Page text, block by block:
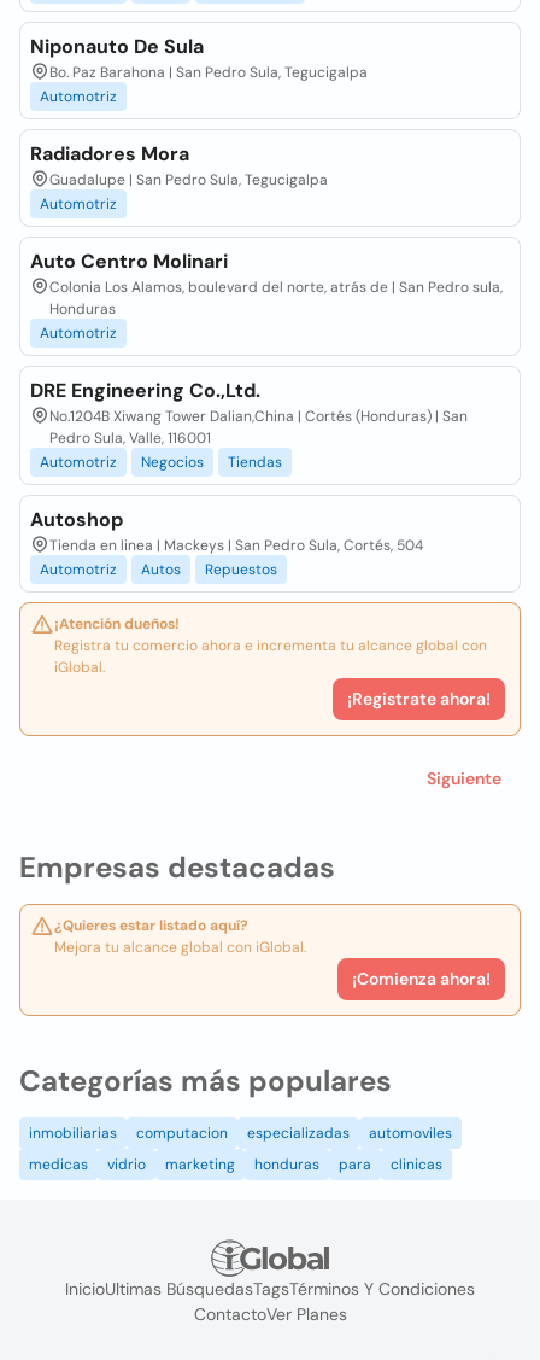
Empresas destacadas
¿Quieres estar listado aquí?
Mejora tu alcance global con iGlobal.
¡Comienza ahora!
Niponauto De Sula
Bo. Paz Barahona | San Pedro Sula, Tegucigalpa
Automotriz
Radiadores Mora
Guadalupe | San Pedro Sula, Tegucigalpa
Automotriz
Auto Centro Molinari
Colonia Los Alamos, boulevard del norte, atrás de | San Pedro sula,
Honduras
Automotriz
DRE Engineering Co.,Ltd.
No.1204B Xiwang Tower Dalian,China | Cortés (Honduras) | San
Pedro Sula, Valle, 116001
Automotriz
Negocios Tiendas
Autoshop
Tienda en linea | Mackeys | San Pedro Sula, Cortés, 504
Automotriz
Autos Repuestos
¡Atención dueños!
Registra tu comercio ahora e incrementa tu alcance global con
iGlobal.
¡Registrate ahora!
Siguiente
Categorías más populares
inmobiliarias computacion especializadas
automoviles
medicas
vidrio marketing honduras para clinicas
InicioUltimas BúsquedasTagsTérminos Y Condiciones
ContactoVer Planes